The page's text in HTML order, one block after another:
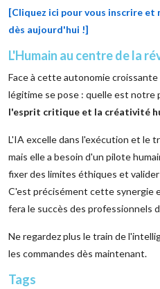
[Cliquez ici pour vous inscrire
dès aujourd'hui !]
L'Humain au centre de la
Face à cette autonomie
légitime se pose : quelle est notre
l'esprit critique et la créativité
L'IA excelle dans l'exécution et le
mais elle a besoin d'un pilote
fixer des limites éthiques et
C'est précisément cette synergie
fera le succès des professionnels
Ne regardez plus le train de
les commandes dès maintenant.
Tags